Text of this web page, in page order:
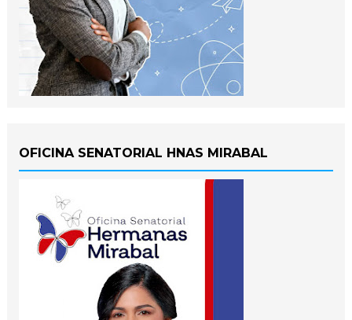
OFICINA SENATORIAL HNAS MIRABAL